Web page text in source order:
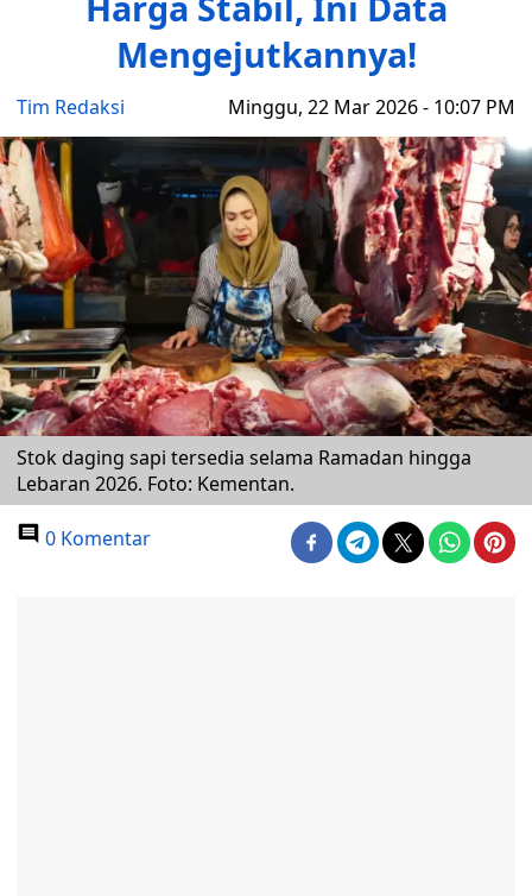
Mengejutkannya!
Tim Redaksi Minggu, 22 Mar 2026 - 10:07 PM
Stok daging sapi tersedia selama Ramadan hingga
Lebaran 2026. Foto: Kementan.
0 Komentar